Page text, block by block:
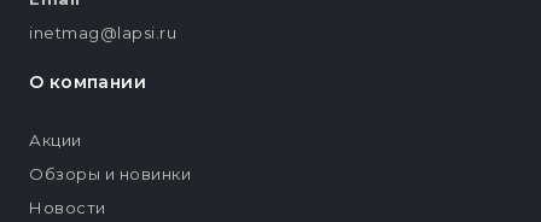
inetmag@lapsi.ru
О компании
Акции
Обзоры и новинки
Новости